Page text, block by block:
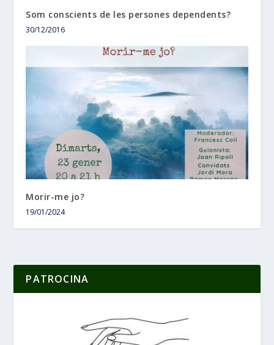
Som conscients de les persones dependents?
30/12/2016
Morir-me jo?
19/01/2024
PATROCINA